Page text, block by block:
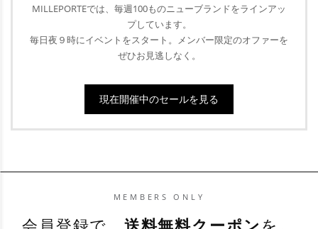
MILLEPORTEでは、毎週100ものニューブランドをラインアッ
プしています。
毎日夜９時にイベントをスタート。メンバー限定のオファーを
ぜひお見逃しなく。
現在開催中のセールを見る
MEMBERS ONLY
会員登録で、 送料無料クーポン を。